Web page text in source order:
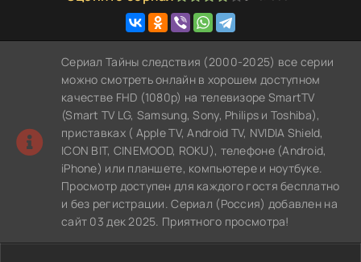
Сериал Тайны следствия (2000-2025) все серии
можно смотреть онлайн в хорошем доступном
качестве FHD (1080p) на телевизоре SmartTV
(Smart TV LG, Samsung, Sony, Philips и Toshiba),
приставках ( Apple TV, Android TV, NVIDIA Shield,
ICON BIT, CINEMOOD, ROKU), телефоне (Android,
iPhone) или планшете, компьютере и ноутбуке.
Просмотр доступен для каждого гостя бесплатно
и без регистрации. Сериал (Россия) добавлен на
сайт 03 дек 2025. Приятного просмотра!